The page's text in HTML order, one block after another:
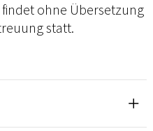
ohne Übersetzung
statt.